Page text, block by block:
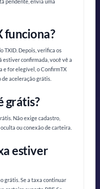
funciona?
TXID. Depois, verifica os
estiver confirmada, você vê a
e for elegível, o ConfirmTX
aceleração grátis.
grátis?
Não exige cadastro,
ou conexão de carteira.
estiver
grátis. Se a taxa continuar